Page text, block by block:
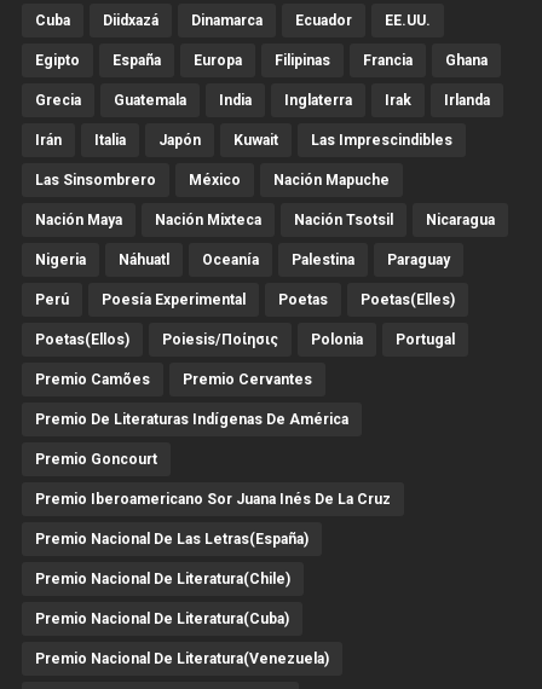
Cuba Diidxazá Dinamarca Ecuador EE.UU.
Egipto España Europa Filipinas Francia Ghana
Grecia Guatemala India Inglaterra Irak Irlanda
Irán Italia Japón Kuwait Las Imprescindibles
Las Sinsombrero México Nación Mapuche
Nación Maya Nación Mixteca Nación Tsotsil Nicaragua
Nigeria Náhuatl Oceanía Palestina Paraguay
Perú Poesía Experimental Poetas Poetas(Elles)
Poetas(Ellos) Poiesis/ποίησις Polonia Portugal
Premio Camões Premio Cervantes
Premio De Literaturas Indígenas De América
Premio Goncourt
Premio Iberoamericano Sor Juana Inés De La Cruz
Premio Nacional De Las Letras(España)
Premio Nacional De Literatura(Chile)
Premio Nacional De Literatura(Cuba)
Premio Nacional De Literatura(Venezuela)